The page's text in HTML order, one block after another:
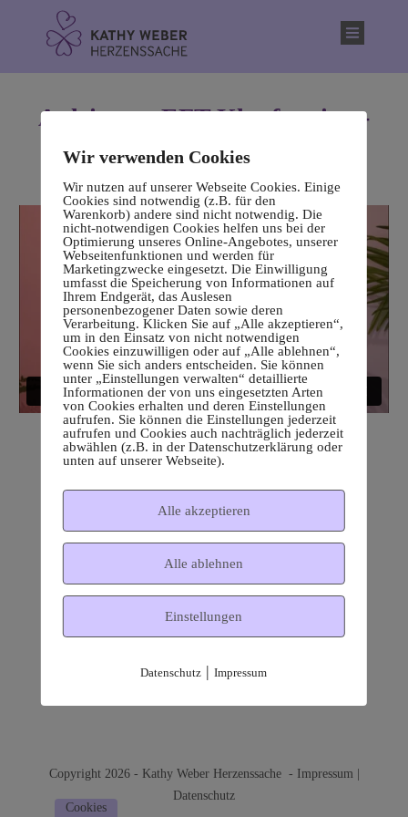
Anleitung: EFT-Klopfsession -
(Thymusdrüse)
Copyright 2026 - Kathy Weber Herzenssache - Impressum
Datenschutz
Cookies
Wir verwenden Cookies
Wir nutzen auf unserer Webseite Cookies. Einige
Cookies sind notwendig (z.B. für den
Warenkorb) andere sind nicht notwendig. Die
nicht-notwendigen Cookies helfen uns bei der
Optimierung unseres Online-Angebotes, unserer
Webseitenfunktionen und werden für
Marketingzwecke eingesetzt. Die Einwilligung
umfasst die Speicherung von Informationen auf
Ihrem Endgerät, das Auslesen
personenbezogener Daten sowie deren
Verarbeitung. Klicken Sie auf „Alle akzeptieren“,
um in den Einsatz von nicht notwendigen
Cookies einzuwilligen oder auf „Alle ablehnen“,
wenn Sie sich anders entscheiden. Sie können
unter „Einstellungen verwalten“ detaillierte
Informationen der von uns eingesetzten Arten
von Cookies erhalten und deren Einstellungen
aufrufen. Sie können die Einstellungen jederzeit
aufrufen und Cookies auch nachträglich jederzeit
abwählen (z.B. in der Datenschutzerklärung oder
unten auf unserer Webseite).
Alle akzeptieren
Alle ablehnen
Einstellungen
Datenschutz |Impressum